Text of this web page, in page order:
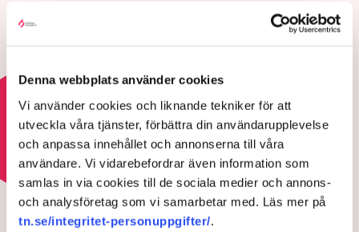
Denna webbplats använder cookies
Vi använder cookies och liknande tekniker för att
utveckla våra tjänster, förbättra din användarupplevelse
och anpassa innehållet och annonserna till våra
användare. Vi vidarebefordrar även information som
samlas in via cookies till de sociala medier och annons-
och analysföretag som vi samarbetar med. Läs mer på
tn.se/integritet-personuppgifter/.
Aktivisterna klättrar upp på
maskiner – polisen kan inte
3 AUGUSTI 2026 |
Läs mer om hoten mot äganderätten
HOTEN MOT ÄGANDERÄTTEN
Aktivisterna klättrar upp på